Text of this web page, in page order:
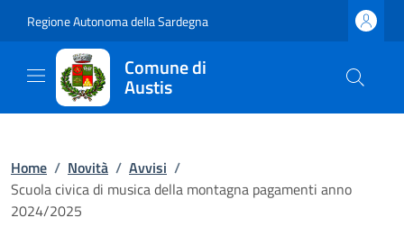
Regione Autonoma della Sardegna
Comune di
Austis
Home / Novità / Avvisi /
Scuola civica di musica della montagna pagamenti anno
2024/2025